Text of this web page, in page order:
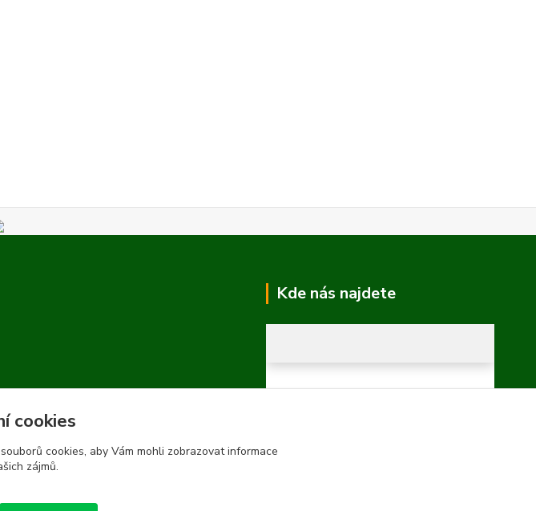
D.
41
Kde nás najdete
cookies
cookies, aby Vám mohli zobrazovat informace
zájmů.